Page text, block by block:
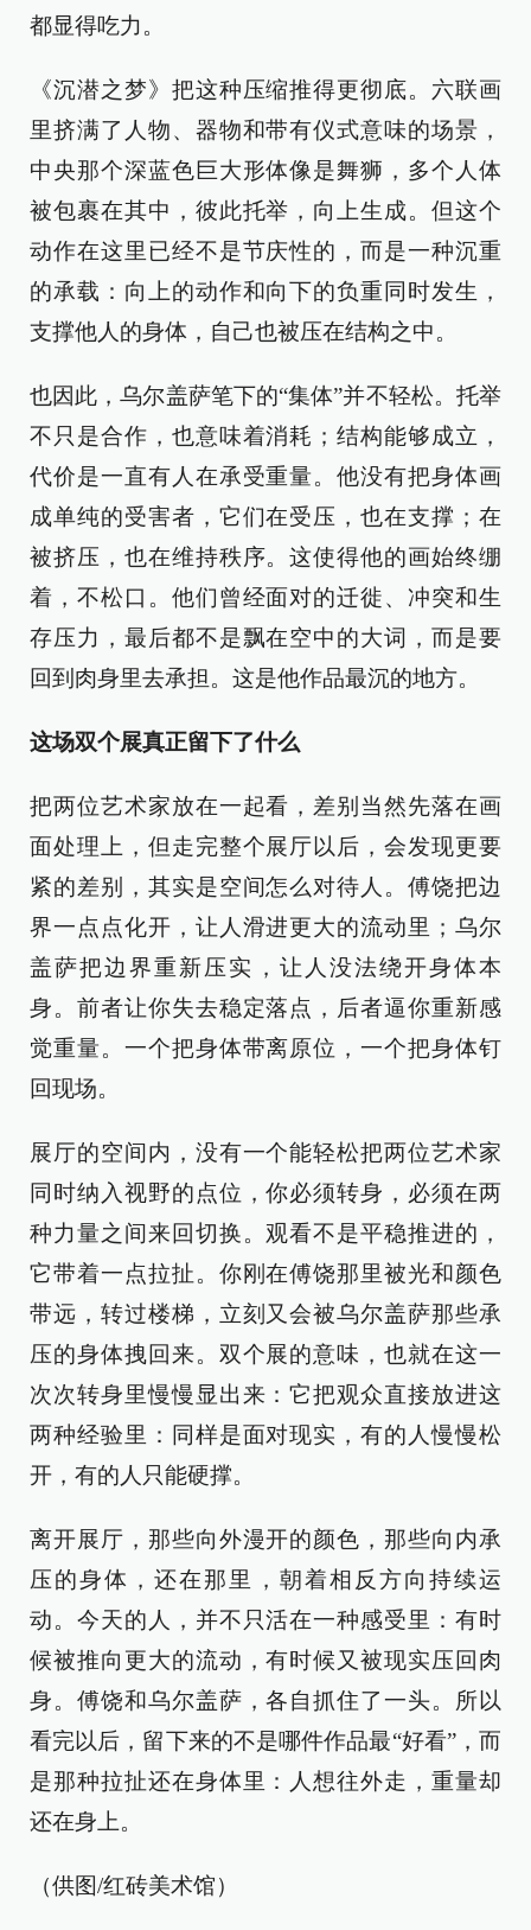
都显得吃力。
《沉潜之梦》把这种压缩推得更彻底。六联画
里挤满了人物、器物和带有仪式意味的场景，
中央那个深蓝色巨大形体像是舞狮，多个人体
被包裹在其中，彼此托举，向上生成。但这个
动作在这里已经不是节庆性的，而是一种沉重
的承载：向上的动作和向下的负重同时发生，
支撑他人的身体，自己也被压在结构之中。
也因此，乌尔盖萨笔下的“集体”并不轻松。托举
不只是合作，也意味着消耗；结构能够成立，
代价是一直有人在承受重量。他没有把身体画
成单纯的受害者，它们在受压，也在支撑；在
被挤压，也在维持秩序。这使得他的画始终绷
着，不松口。他们曾经面对的迁徙、冲突和生
存压力，最后都不是飘在空中的大词，而是要
回到肉身里去承担。这是他作品最沉的地方。
这场双个展真正留下了什么
把两位艺术家放在一起看，差别当然先落在画
面处理上，但走完整个展厅以后，会发现更要
紧的差别，其实是空间怎么对待人。傅饶把边
界一点点化开，让人滑进更大的流动里；乌尔
盖萨把边界重新压实，让人没法绕开身体本
身。前者让你失去稳定落点，后者逼你重新感
觉重量。一个把身体带离原位，一个把身体钉
回现场。
展厅的空间内，没有一个能轻松把两位艺术家
同时纳入视野的点位，你必须转身，必须在两
种力量之间来回切换。观看不是平稳推进的，
它带着一点拉扯。你刚在傅饶那里被光和颜色
带远，转过楼梯，立刻又会被乌尔盖萨那些承
压的身体拽回来。双个展的意味，也就在这一
次次转身里慢慢显出来：它把观众直接放进这
两种经验里：同样是面对现实，有的人慢慢松
开，有的人只能硬撑。
离开展厅，那些向外漫开的颜色，那些向内承
压的身体，还在那里，朝着相反方向持续运
动。今天的人，并不只活在一种感受里：有时
候被推向更大的流动，有时候又被现实压回肉
身。傅饶和乌尔盖萨，各自抓住了一头。所以
看完以后，留下来的不是哪件作品最“好看”，而
是那种拉扯还在身体里：人想往外走，重量却
还在身上。
（供图/红砖美术馆）